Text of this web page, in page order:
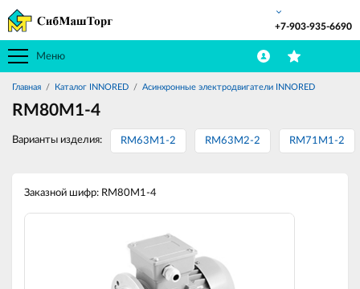
Меню
+7-903-935-6690
Главная Каталог INNORED Асинхронные электродвигатели INNORED
RM80M1-4
Варианты изделия: RM63M1-2 RM63M2-2 RM71M1-2
Заказной шифр: RM80M1-4